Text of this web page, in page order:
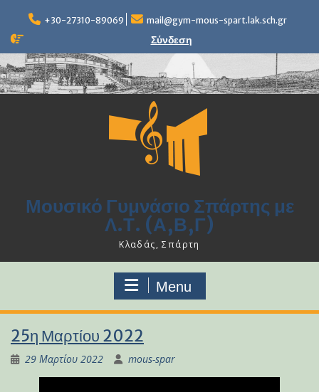
content
+30-27310-89069 mail@gym-mous-spart.lak.sch.gr
Σύνδεση
Μουσικό Γυμνάσιο Σπάρτης με
Λ.Τ. (Α,Β,Γ)
Κλαδάς, Σπάρτη
Menu
25η Μαρτίου 2022
29 Μαρτίου 2022 mous-spar